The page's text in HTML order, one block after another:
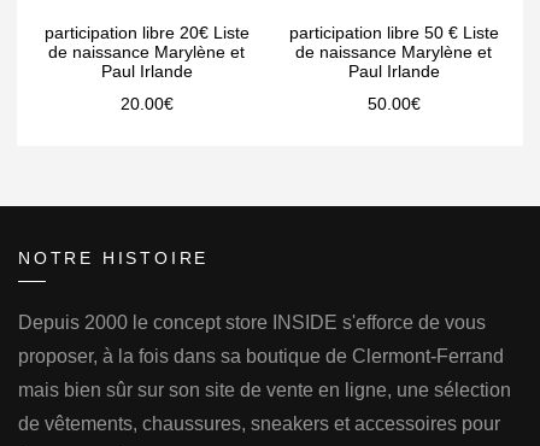
participation libre 20€ Liste
de naissance Marylène et
Paul Irlande
20.00€
participation libre 50 € Liste
de naissance Marylène et
Paul Irlande
50.00€
NOTRE HISTOIRE
Depuis 2000 le concept store INSIDE s'efforce de vous
proposer, à la fois dans sa boutique de Clermont-Ferrand
mais bien sûr sur son site de vente en ligne, une sélection
de vêtements, chaussures, sneakers et accessoires pour